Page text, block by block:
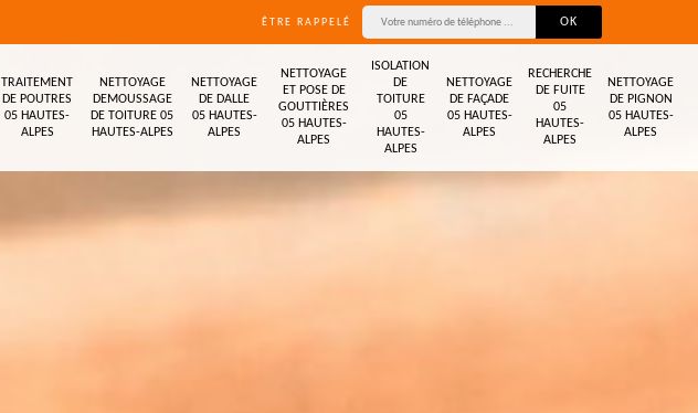
ÊTRE RAPPELÉ
TRAITEMENT
DE POUTRES
05 HAUTES-
ALPES
NETTOYAGE
DEMOUSSAGE
DE TOITURE 05
HAUTES-ALPES
NETTOYAGE
DE DALLE
05 HAUTES-
ALPES
NETTOYAGE
ET POSE DE
GOUTTIÈRES
05 HAUTES-
ALPES
ISOLATION
DE
TOITURE
05
HAUTES-
ALPES
NETTOYAGE
DE FAÇADE
05 HAUTES-
ALPES
RECHERCHE
DE FUITE
05
HAUTES-
ALPES
NETTOYAGE
DE PIGNON
05 HAUTES-
ALPES